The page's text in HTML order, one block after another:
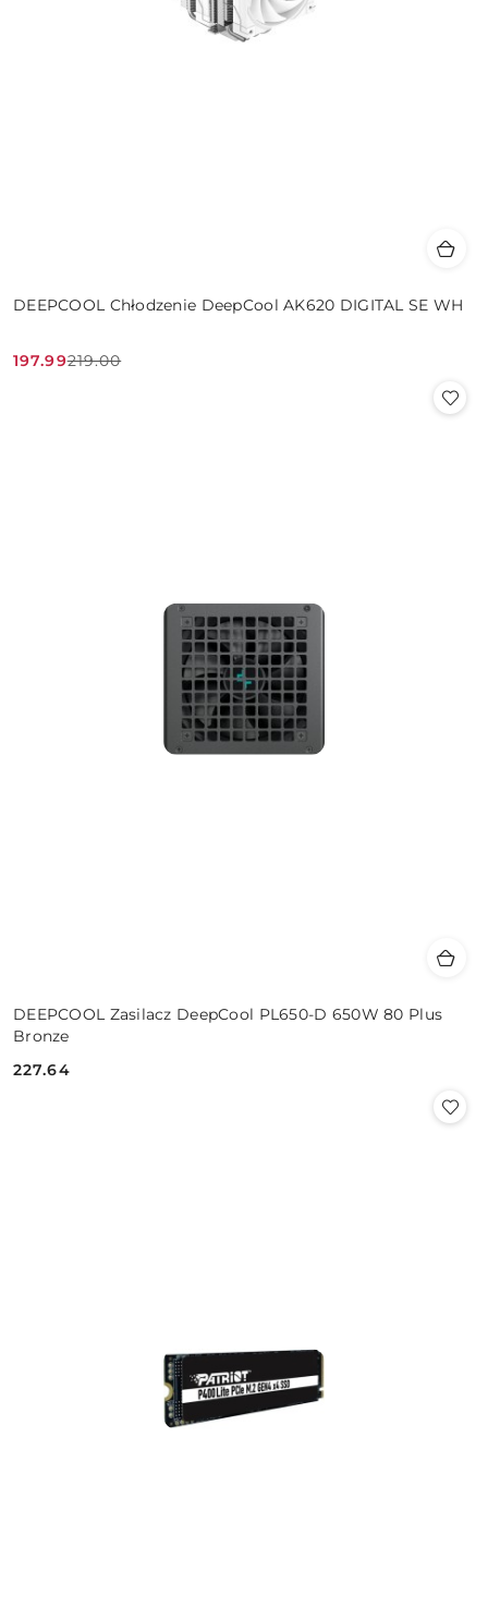
DEEPCOOL Chłodzenie DeepCool AK620 DIGITAL SE WH
Cena
197.99
Cena
219.00
DEEPCOOL Zasilacz DeepCool PL650-D 650W 80 Plus
Bronze
Cena:
227.64